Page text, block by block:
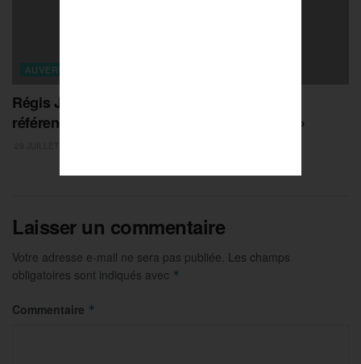
AUVERGNE-RHONE-ALPES
Régis Juanico : « faire de Saint-Etienne une
référence du sport sous toutes ses formes »
Laisser un commentaire
Votre adresse e-mail ne sera pas publiée. Les champs
obligatoires sont indiqués avec *
Commentaire *